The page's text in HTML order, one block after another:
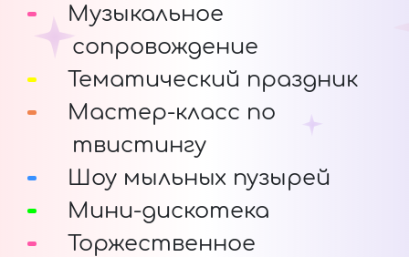
Музыкальное
сопровождение
Тематический праздник
Мастер-класс по
твистингу
Шоу мыльных пузырей
Мини-дискотека
Торжественное